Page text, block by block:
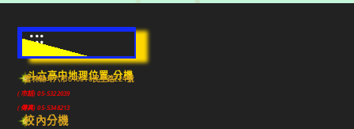
:::
斗六高中地理位置-分機
雲林縣斗六市640010民生路224號
(市話) 05-5322039
(傳真) 05-5348213
校內分機